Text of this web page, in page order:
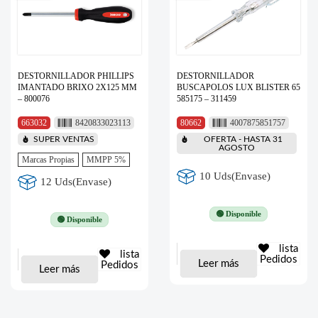
DESTORNILLADOR PHILLIPS
IMANTADO BRIXO 2X125 MM
– 800076
663032 8420833023113
SUPER VENTAS
Marcas Propias MMPP 5%
12 Uds(Envase)
🟢 Disponible
Leer más
lista
Pedidos
DESTORNILLADOR
BUSCAPOLOS LUX BLISTER 65
585175 – 311459
80662 4007875851757
OFERTA - HASTA 31
AGOSTO
10 Uds(Envase)
🟢 Disponible
Leer más
lista
Pedidos